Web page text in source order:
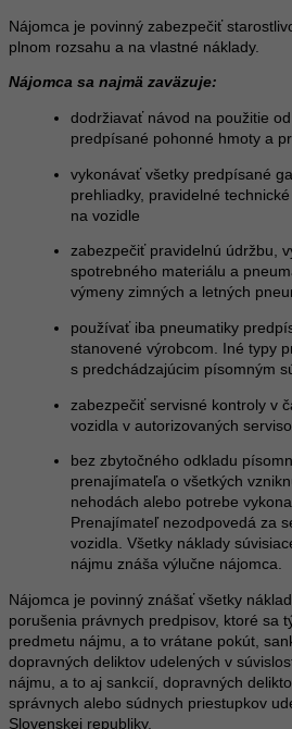
Nájomca je povinný zabezpečiť
plnom rozsahu a na vlastné náklady.
Nájomca sa najmä zaväzuje:
dodržiavať návod na použitie
predpísané pohonné hmoty a
vykonávať všetky predpísané
prehliadky, pravidelné
na vozidle
zabezpečiť pravidelnú údržbu,
spotrebného materiálu a
výmeny zimných a letných
používať iba pneumatiky
stanovené výrobcom. Iné typy
s predchádzajúcim písomným
zabezpečiť servisné kontroly v
vozidla v autorizovaných
bez zbytočného odkladu
prenajímateľa o všetkých
nehodách alebo potrebe
Prenajímateľ nezodpovedá za
vozidla. Všetky náklady
nájmu znáša výlučne nájomca.
Nájomca je povinný znášať všetky
porušenia právnych predpisov, ktoré sa
predmetu nájmu, a to vrátane pokút,
dopravných deliktov udelených v
nájmu, a to aj sankcií, dopravných
správnych alebo súdnych priestupkov
Slovenskej republiky.